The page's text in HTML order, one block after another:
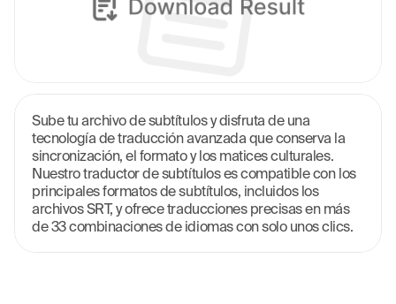
Sube tu archivo de subtítulos y disfruta de una
tecnología de traducción avanzada que conserva la
sincronización, el formato y los matices culturales.
Nuestro traductor de subtítulos es compatible con los
principales formatos de subtítulos, incluidos los
archivos SRT, y ofrece traducciones precisas en más
de 33 combinaciones de idiomas con solo unos clics.